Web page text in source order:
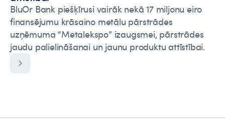
BluOr Bank piešķīrusi vairāk nekā 17 miljonu eiro
finansējumu krāsaino metālu pārstrādes
uzņēmuma “Metalekspo” izaugsmei, pārstrādes
jaudu palielināšanai un jaunu produktu attīstībai.